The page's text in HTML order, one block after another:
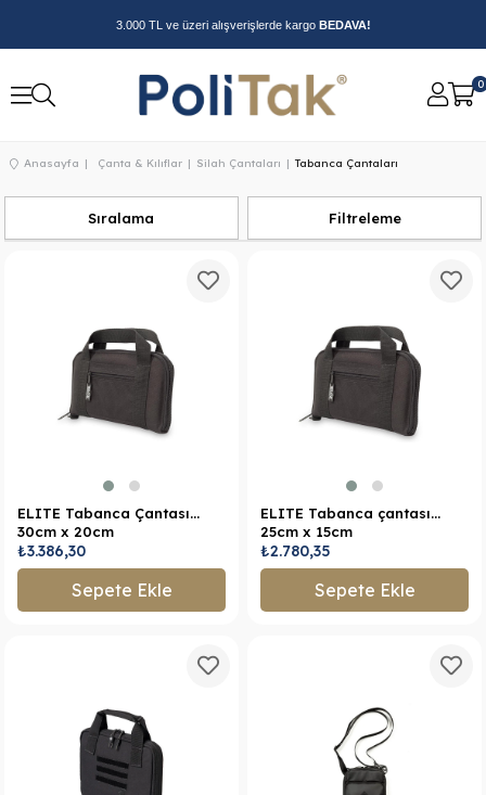
3.000 TL ve üzeri alışverişlerde kargo BEDAVA!
0
Anasayfa Çanta & Kılıflar Silah Çantaları Tabanca Çantaları
Filtreleme
Sıralama
ELITE Tabanca Çantası,
30cm x 20cm
₺3.386,30
Sepete Ekle
ELITE Tabanca çantası,
25cm x 15cm
₺2.780,35
Sepete Ekle